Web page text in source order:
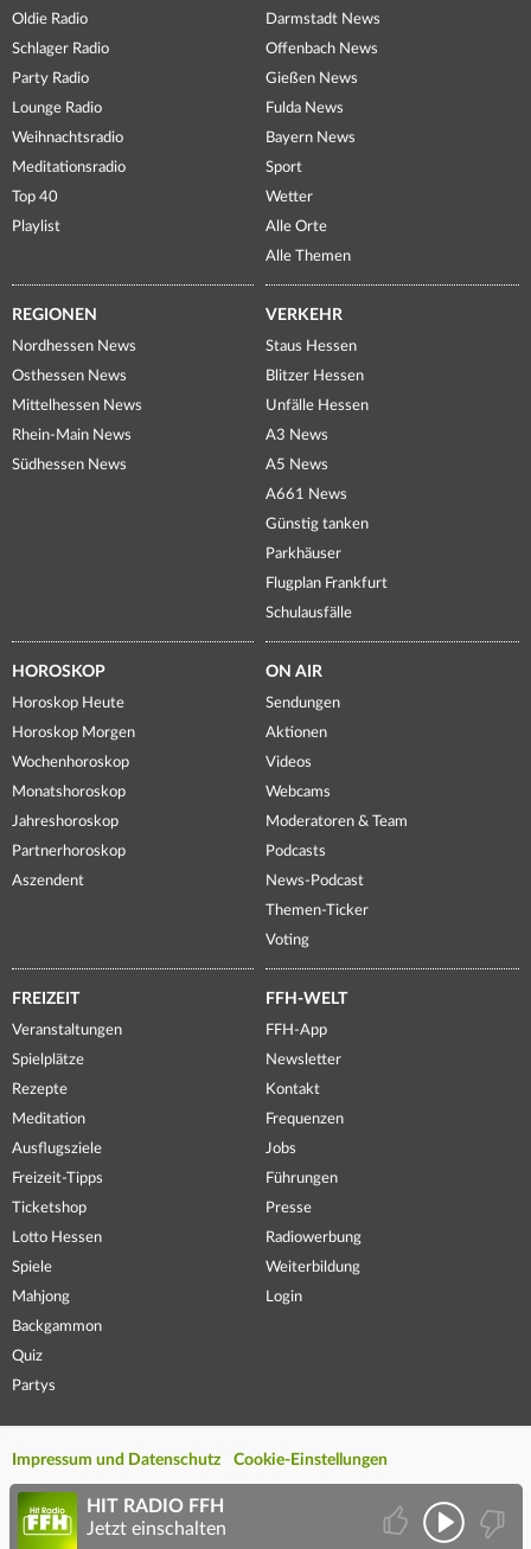
Oldie Radio
Schlager Radio
Party Radio
Lounge Radio
Weihnachtsradio
Meditationsradio
Top 40
Playlist
Darmstadt News
Offenbach News
Gießen News
Fulda News
Bayern News
Sport
Wetter
Alle Orte
Alle Themen
REGIONEN
Nordhessen News
Osthessen News
Mittelhessen News
Rhein-Main News
Südhessen News
VERKEHR
Staus Hessen
Blitzer Hessen
Unfälle Hessen
A3 News
A5 News
A661 News
Günstig tanken
Parkhäuser
Flugplan Frankfurt
Schulausfälle
HOROSKOP
Horoskop Heute
Horoskop Morgen
Wochenhoroskop
Monatshoroskop
Jahreshoroskop
Partnerhoroskop
Aszendent
ON AIR
Sendungen
Aktionen
Videos
Webcams
Moderatoren & Team
Podcasts
News-Podcast
Themen-Ticker
Voting
FREIZEIT
Veranstaltungen
Spielplätze
Rezepte
Meditation
Ausflugsziele
Freizeit-Tipps
Ticketshop
Lotto Hessen
Spiele
Mahjong
Backgammon
Quiz
Partys
FFH-WELT
FFH-App
Newsletter
Kontakt
Frequenzen
Jobs
Führungen
Presse
Radiowerbung
Weiterbildung
Login
Impressum und Datenschutz Cookie-Einstellungen
HIT RADIO FFH
Jetzt einschalten